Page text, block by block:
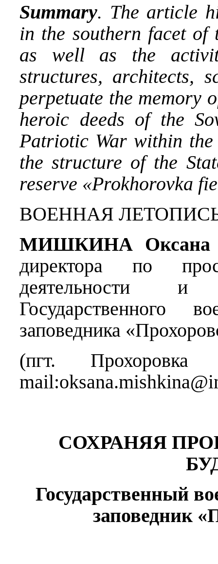
Summary. The article
in the southern facet
as well as the
structures, architects,
perpetuate the memory
heroic deeds of the
Patriotic War within
the structure of the
reserve «Prokhorovka
ВОЕННАЯ
МИШКИНА Оксана
директора по
деятельности и
Государственного
заповедника
(пгт.
СОХРАНЯЯ
Государственный
заповедник